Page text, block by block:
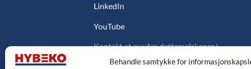
Behandle samtykke for
LinkedIn
YouTube
Kontakt et av våre datterselskaper i
Sverige, Danmark eller Finland ved å